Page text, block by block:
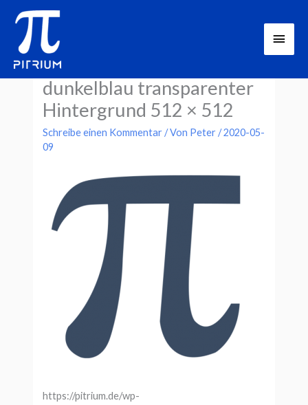
Inhalt
springen
Icon Pitrium Online Kurse
dunkelblau transparenter
Hintergrund 512 × 512
Schreibe einen Kommentar / Von Peter/2020-05-
09
https://pitrium.de/wp-